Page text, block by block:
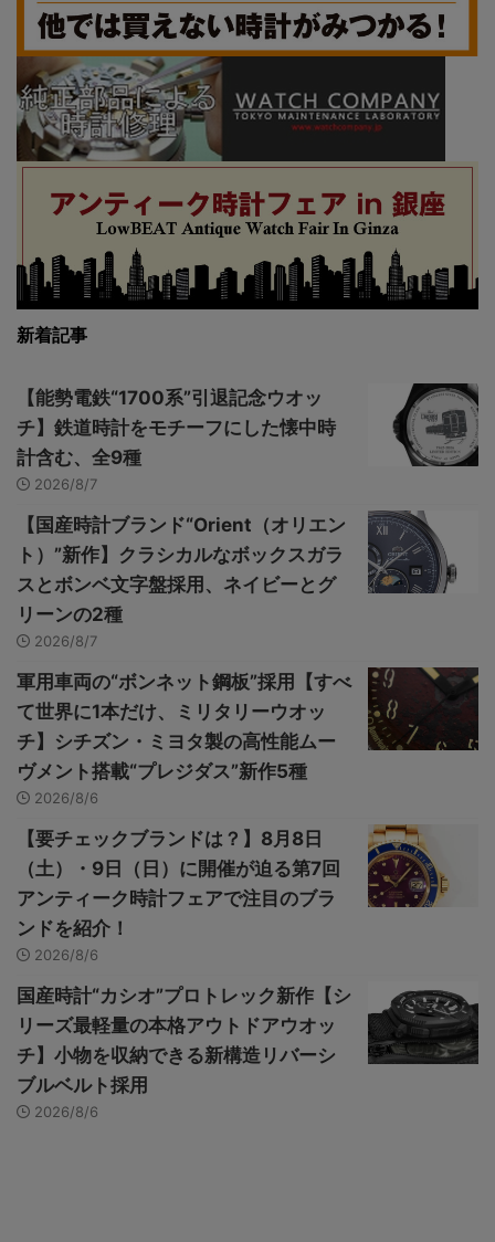
新着記事
【能勢電鉄“1700系”引退記念ウオッ
チ】鉄道時計をモチーフにした懐中時
計含む、全9種
2026/8/7
【国産時計ブランド“Orient（オリエン
ト）”新作】クラシカルなボックスガラ
スとボンベ文字盤採用、ネイビーとグ
リーンの2種
2026/8/7
軍用車両の“ボンネット鋼板”採用【すべ
て世界に1本だけ、ミリタリーウオッ
チ】シチズン・ミヨタ製の高性能ムー
ヴメント搭載“プレジダス”新作5種
2026/8/6
【要チェックブランドは？】8月8日
（土）・9日（日）に開催が迫る第7回
アンティーク時計フェアで注目のブラ
ンドを紹介！
2026/8/6
国産時計“カシオ”プロトレック新作【シ
リーズ最軽量の本格アウトドアウオッ
チ】小物を収納できる新構造リバーシ
ブルベルト採用
2026/8/6